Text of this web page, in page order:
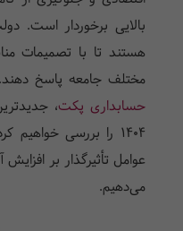
بالایی برخوردار است.
هستند تا با تصمیمات
مختلف جامعه پاسخ
حسابداری پکت،
۱۴۰۴ را بررسی
عوامل تأثیرگذار بر
می‌دهیم.